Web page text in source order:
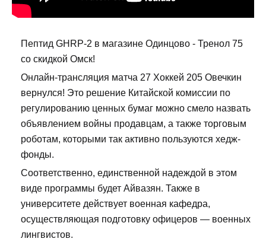
Пептид GHRP-2 в магазине Одинцово - Тренол 75
со скидкой Омск!
Онлайн-трансляция матча 27 Хоккей 205 Овечкин
вернулся! Это решение Китайской комиссии по
регулированию ценных бумаг можно смело назвать
объявлением войны продавцам, а также торговым
роботам, которыми так активно пользуются хедж-
фонды.
Соответственно, единственной надеждой в этом
виде программы будет Айвазян. Также в
университете действует военная кафедра,
осуществляющая подготовку офицеров — военных
лингвистов.